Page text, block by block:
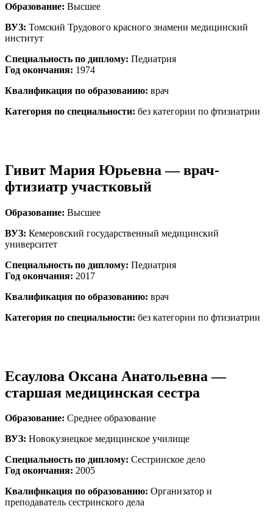
Образование: Высшее
ВУЗ: Томский Трудового красного знамени медицинский
институт
Специальность по диплому: Педиатрия
Год окончания: 1974
Квалификация по образованию: врач
Категория по специальности: без категории по фтизиатрии
Гивит Мария Юрьевна — врач-
фтизиатр участковый
Образование: Высшее
ВУЗ: Кемеровский государственный медицинский
университет
Специальность по диплому: Педиатрия
Год окончания: 2017
Квалификация по образованию: врач
Категория по специальности: без категории по фтизиатрии
Есаулова Оксана Анатольевна —
старшая медицинская сестра
Образование: Среднее образование
ВУЗ: Новокузнецкое медицинское училище
Специальность по диплому: Сестринское дело
Год окончания: 2005
Квалификация по образованию: Организатор и
преподаватель сестринского дела